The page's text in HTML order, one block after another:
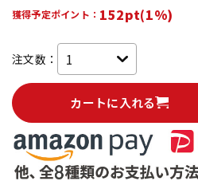
獲得予定ポイント： 152pt(1%)
注文数：
カートに入れる